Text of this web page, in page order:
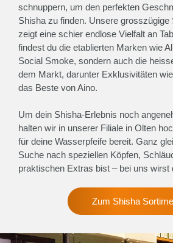
schnuppern, um den perfekten
Shisha zu finden. Unsere grosszügige
zeigt eine schier endlose Vielfalt an
findest du die etablierten Marken wie
Social Smoke, sondern auch die
dem Markt, darunter Exklusivitäten
das Beste von Aino.
Um dein Shisha-Erlebnis noch
halten wir in unserer Filiale in Olten
für deine Wasserpfeife bereit. Ganz
Suche nach speziellen Köpfen,
praktischen Extras bist – bei uns wirst
Zum Shisha